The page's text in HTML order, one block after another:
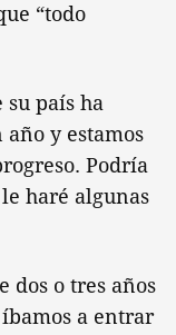
“todo
su país ha
y estamos
Podría
haré algunas
dos o tres años
a entrar